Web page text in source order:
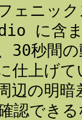
ェニッ
に含ま
30秒間
仕上げ
辺の明
認でき